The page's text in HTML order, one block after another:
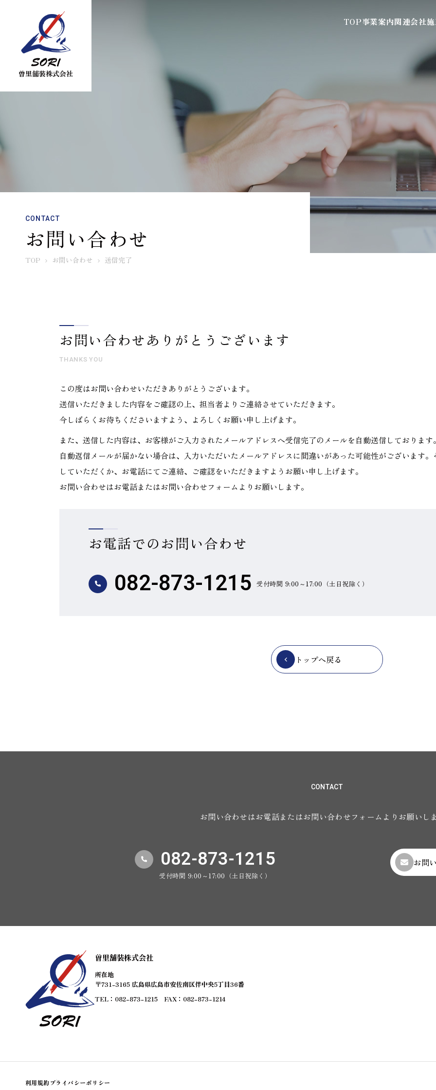
曽里舗装株式会社
TOP事業案内関連会社
CONTACT
お問い合わせ
TOP お問い合わせ 送信完了
お問い合わせありがとうございます
THANKS YOU
この度はお問い合わせいただきありがとうございます。
送信いただきました内容をご確認の上、担当者よりご連絡させていただきます。
今しばらくお待ちくださいますよう、よろしくお願い申し上げます。
また、送信した内容は、お客様がご入力されたメールアドレスへ受信完了のメールを自動送信しております。
自動返信メールが届かない場合は、入力いただいたメールアドレスに間違いがあった可能性がございます
していただくか、お電話にてご連絡、ご確認をいただきますようお願い申し上げます。
お問い合わせはお電話またはお問い合わせフォームよりお願いします。
お電話でのお問い合わせ
082-873-1215 受付時間 9:00～17:00（土日祝除く）
トップへ戻る
CONTACT
お問い合わせはお電話またはお問い合わせフォームよりお願いしま
082-873-1215
受付時間 9:00～17:00（土日祝除く）
お問
曽里舗装株式会社
所在地
〒731-3165 広島県広島市安佐南区伴中央5丁目36番
TEL：082-873-1215 FAX：082-873-1214
利用規約プライバシーポリシー